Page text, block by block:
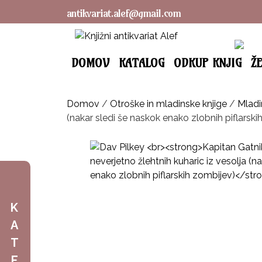
antikvariat.alef@gmail.com
DOMOV KATALOG ODKUP KNJIG
Domov / Otroške in mladinske knjige /
(nakar sledi še naskok enako zlobnih
K
A
T